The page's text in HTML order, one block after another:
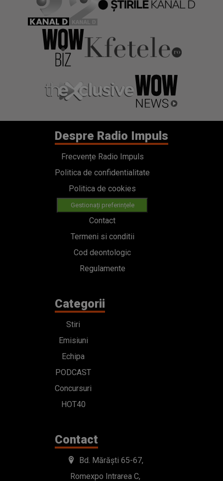
Despre Radio Impuls
Frecvențe Radio Impuls
Politica de confidentialitate
Politica de cookies
Gestionați preferințele
Contact
Termeni si conditii
Cod deontologic
Regulamente
Categorii
Stiri
Emisiuni
Echipa
PODCAST
Concursuri
HOT40
Contact
Bd. Mărăști 65-67,
Romexpo Intrarea C,